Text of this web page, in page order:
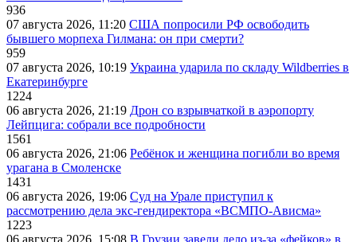
936
07 августа 2026, 11:20 США попросили РФ освободить
бывшего морпеха Гилмана: он при смерти?
959
07 августа 2026, 10:19 Украина ударила по складу Wildberries в
Екатеринбурге
1224
06 августа 2026, 21:19 Дрон со взрывчаткой в аэропорту
Лейпцига: собрали все подробности
1561
06 августа 2026, 21:06 Ребёнок и женщина погибли во время
урагана в Смоленске
1431
06 августа 2026, 19:06 Суд на Урале приступил к
рассмотрению дела экс-гендиректора «ВСМПО-Ависма»
1223
06 августа 2026, 15:08 В Грузии завели дело из-за «фейков» в